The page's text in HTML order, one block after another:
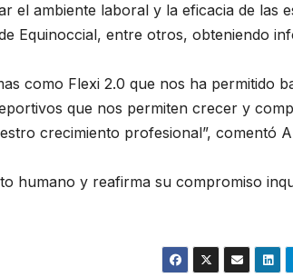
el ambiente laboral y la eficacia de las
Equinoccial, entre otros, obteniendo
como Flexi 2.0 que nos ha permitido
que nos permiten crecer y
crecimiento profesional”, comentó
humano y reafirma su compromiso